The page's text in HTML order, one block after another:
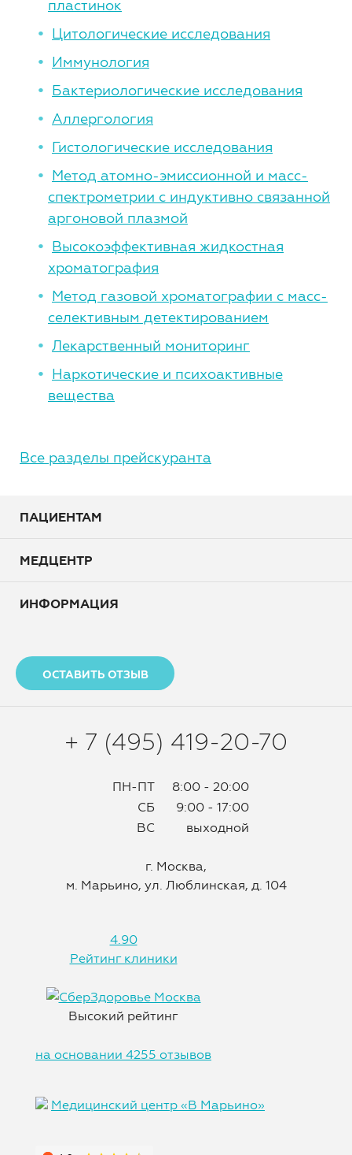
пластинок
Цитологические исследования
Иммунология
Бактериологические исследования
Аллергология
Гистологические исследования
Метод атомно-эмиссионной и масс-
спектрометрии с индуктивно связанной
аргоновой плазмой
Высокоэффективная жидкостная
хроматография
Метод газовой хроматографии с масс-
селективным детектированием
Лекарственный мониторинг
Наркотические и психоактивные
вещества
Все разделы прейскуранта
ПАЦИЕНТАМ
МЕДЦЕНТР
ИНФОРМАЦИЯ
ОСТАВИТЬ ОТЗЫВ
+ 7 (495) 419-20-70
ПН-ПТ
8:00 - 20:00
СБ
9:00 - 17:00
ВС
выходной
г. Москва,
м. Марьино, ул. Люблинская, д. 104
4.90
Рейтинг клиники
Высокий рейтинг
на основании 4255 отзывов
Медицинский центр «В Марьино»